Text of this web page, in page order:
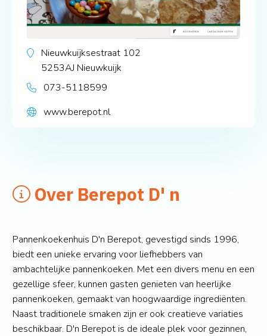
Nieuwkuijksestraat 102
5253AJ Nieuwkuijk
073-5118599
www.berepot.nl
Over Berepot D' n
Pannenkoekenhuis D'n Berepot, gevestigd sinds 1996,
biedt een unieke ervaring voor liefhebbers van
ambachtelijke pannenkoeken. Met een divers menu en een
gezellige sfeer, kunnen gasten genieten van heerlijke
pannenkoeken, gemaakt van hoogwaardige ingrediënten.
Naast traditionele smaken zijn er ook creatieve variaties
beschikbaar. D'n Berepot is de ideale plek voor gezinnen,